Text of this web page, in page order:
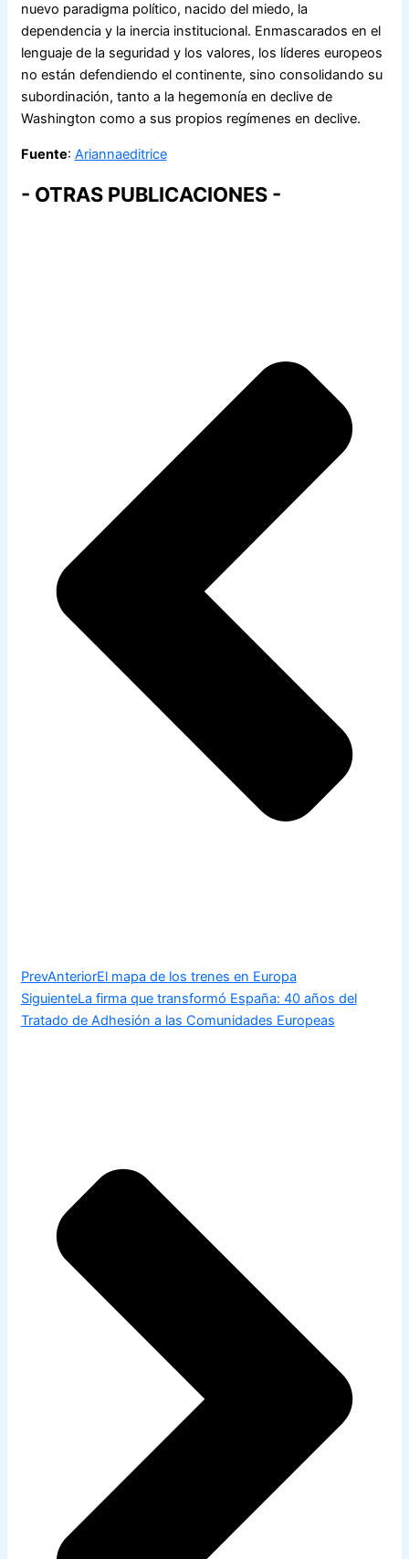
nuevo paradigma político, nacido del miedo, la
dependencia y la inercia institucional. Enmascarados en el
lenguaje de la seguridad y los valores, los líderes europeos
no están defendiendo el continente, sino consolidando su
subordinación, tanto a la hegemonía en declive de
Washington como a sus propios regímenes en declive.
Fuente: Ariannaeditrice
- OTRAS PUBLICACIONES -
PrevAnteriorEl mapa de los trenes en Europa
SiguienteLa firma que transformó España: 40 años del
Tratado de Adhesión a las Comunidades Europeas